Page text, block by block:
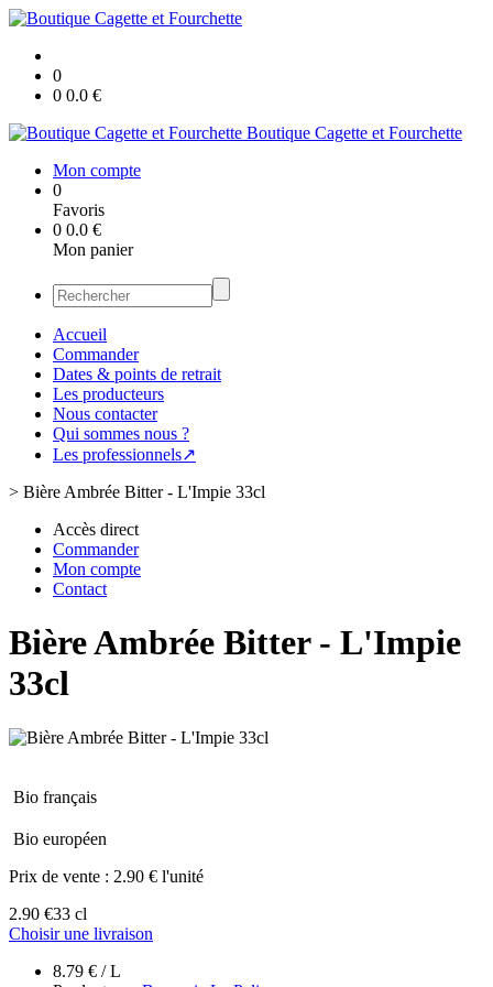
0
0 0.0 €
Boutique Cagette et Fourchette
Mon compte
0
Favoris
0 0.0 €
Mon panier
Accueil
Commander
Dates & points de retrait
Les producteurs
Nous contacter
Qui sommes nous ?
Les professionnels↗
> Bière Ambrée Bitter - L'Impie 33cl
Accès direct
Commander
Mon compte
Contact
Bière Ambrée Bitter - L'Impie
33cl
Bio français
Bio européen
Prix de vente : 2.90 € l'unité
2.90 €33 cl
Choisir une livraison
8.79 € / L